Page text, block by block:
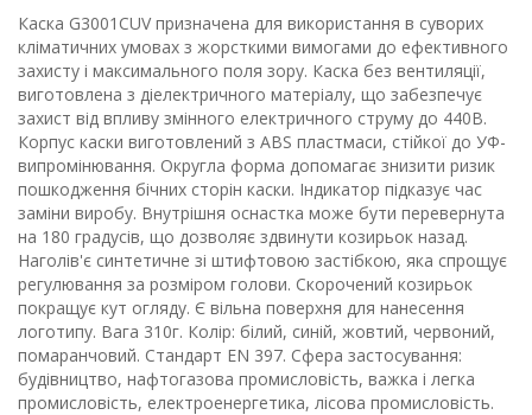
Каска G3001CUV призначена для використання в суворих
кліматичних умовах з жорсткими вимогами до ефективного
захисту і максимального поля зору. Каска без вентиляції,
виготовлена ​​з діелектричного матеріалу, що забезпечує
захист від впливу змінного електричного струму до 440В.
Корпус каски виготовлений з ABS пластмаси, стійкої до УФ-
випромінювання. Округла форма допомагає знизити ризик
пошкодження бічних сторін каски. Індикатор підказує час
заміни виробу. Внутрішня оснастка може бути перевернута
на 180 градусів, що дозволяє здвинути козирьок назад.
Наголів'є синтетичне зі штифтовою застібкою, яка спрощує
регулювання за розміром голови. Скорочений козирьок
покращує кут огляду. Є вільна поверхня для нанесення
логотипу. Вага 310г. Колір: білий, синій, жовтий, червоний,
помаранчовий. Стандарт EN 397. Сфера застосування:
будівництво, нафтогазова промисловість, важка і легка
промисловість, електроенергетика, лісова промисловість.